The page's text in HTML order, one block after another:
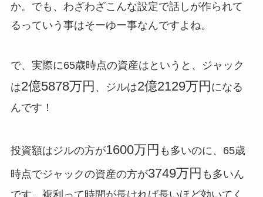
か。でも、わざわざこんな設定で話しが作られて
るっていう事はそーゆー事なんですよね。
で、実際に65歳時点の資産はというと、ジャック
は2億5878万円 、ジルは2億2129万円 になる
んです！
投資額はジルの方が1600万円 も多いのに、65歳
時点でジャックの資産の方が3749万円 も多いん
です。複利って時間が長ければ長いほど効いてく